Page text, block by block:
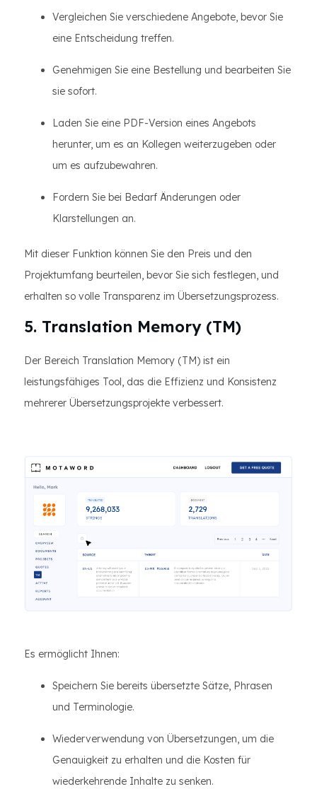
Vergleichen Sie verschiedene Angebote, bevor Sie
eine Entscheidung treffen.
Genehmigen Sie eine Bestellung und bearbeiten Sie
sie sofort.
Laden Sie eine PDF-Version eines Angebots
herunter, um es an Kollegen weiterzugeben oder
um es aufzubewahren.
Fordern Sie bei Bedarf Änderungen oder
Klarstellungen an.
Mit dieser Funktion können Sie den Preis und den
Projektumfang beurteilen, bevor Sie sich festlegen, und
erhalten so volle Transparenz im Übersetzungsprozess.
5. Translation Memory (TM)
Der Bereich Translation Memory (TM) ist ein
leistungsfähiges Tool, das die Effizienz und Konsistenz
mehrerer Übersetzungsprojekte verbessert.
Es ermöglicht Ihnen:
Speichern Sie bereits übersetzte Sätze, Phrasen
und Terminologie.
Wiederverwendung von Übersetzungen, um die
Genauigkeit zu erhalten und die Kosten für
wiederkehrende Inhalte zu senken.